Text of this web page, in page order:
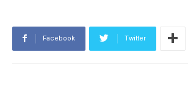
Facebook Twitter